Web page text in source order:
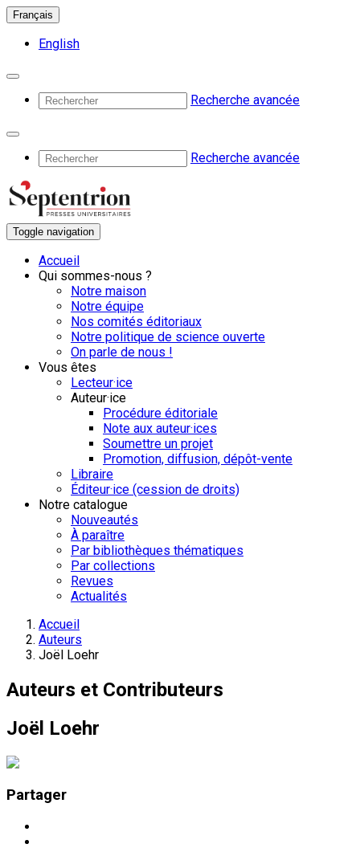
Français
English
Recherche avancée
Recherche avancée
Toggle navigation
Accueil
Qui sommes-nous ?
Notre maison
Notre équipe
Nos comités éditoriaux
Notre politique de science ouverte
On parle de nous !
Vous êtes
Lecteur·ice
Auteur·ice
Procédure éditoriale
Note aux auteur·ices
Soumettre un projet
Promotion, diffusion, dépôt-vente
Libraire
Éditeur·ice (cession de droits)
Notre catalogue
Nouveautés
À paraître
Par bibliothèques thématiques
Par collections
Revues
Actualités
Accueil
Auteurs
Joël Loehr
Auteurs et Contributeurs
Joël Loehr
Partager